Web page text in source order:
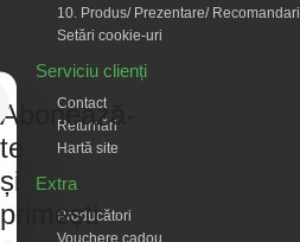
10. Produs/ Prezentare/ Recomandari
Setări cookie-uri
Serviciu clienți
Contact
Returnări
Hartă site
Extra
Producători
Vouchere cadou
Abonează-
te
și
primești